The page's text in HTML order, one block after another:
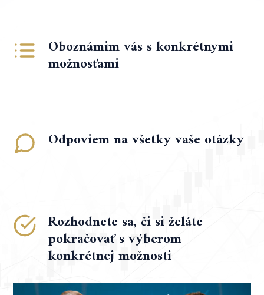
Oboznámim vás s konkrétnymi
možnosťami
Odpoviem na všetky vaše otázky
Rozhodnete sa, či si želáte
pokračovať s výberom
konkrétnej možnosti